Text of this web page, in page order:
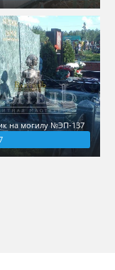
на могилу №ЭП-137